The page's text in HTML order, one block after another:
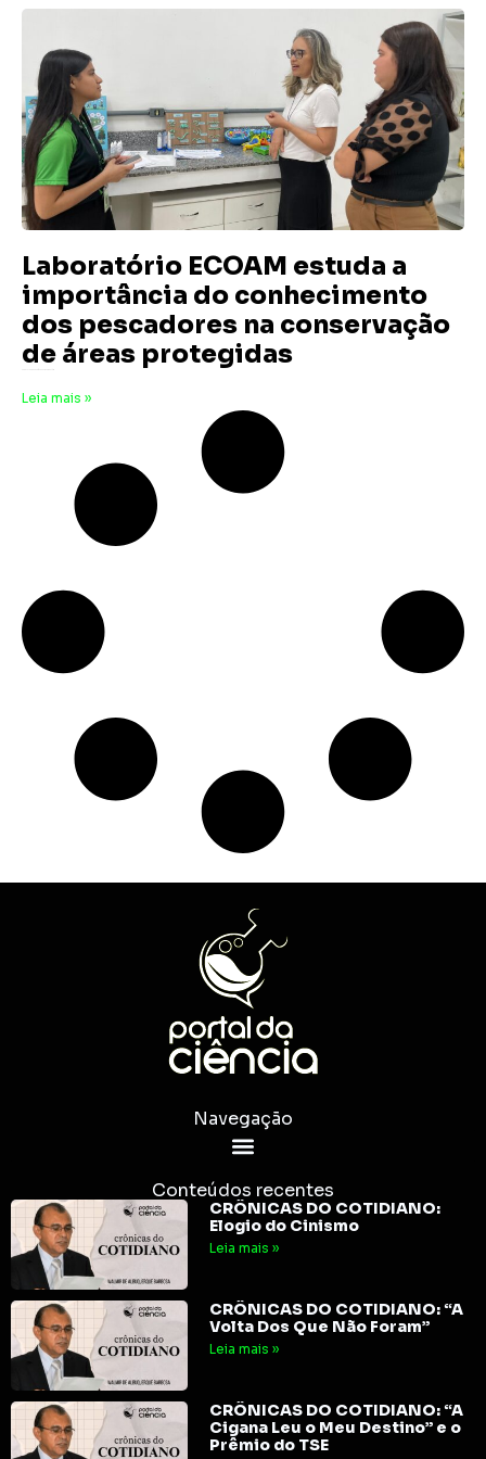
Laboratório ECOAM estuda a
importância do conhecimento
dos pescadores na conservação
de áreas protegidas
Leia mais »
Navegação
Conteúdos recentes
CRÔNICAS DO COTIDIANO:
Elogio do Cinismo
Leia mais »
CRÔNICAS DO COTIDIANO: “A
Volta Dos Que Não Foram”
Leia mais »
CRÔNICAS DO COTIDIANO: “A
Cigana Leu o Meu Destino” e o
Prêmio do TSE